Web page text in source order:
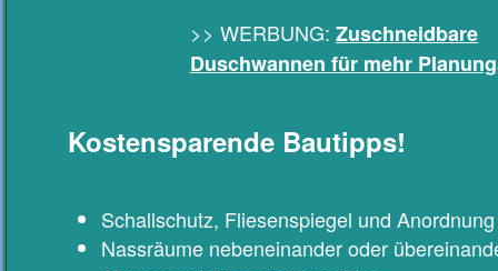
>> WERBUNG: Zuschneidbare
Duschwannen für mehr
Kostensparende Bautipps!
Schallschutz, Fliesenspiegel und
Nassräume nebeneinander oder